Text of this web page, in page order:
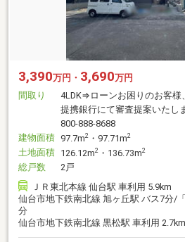
3,390万円・ 3,690万円
間取り
4LDK⇒ローンお困りのお客
提携銀行にて審査提案いたし
800-888-8688
建物面積 97.7m2 ・97.71m2
土地面積 126.12m2 ・136.73m2
総戸数
2戸
ＪＲ東北本線 仙台駅 車利用 5.9km
仙台市地下鉄南北線 旭ヶ丘駅 バス7分/
分
仙台市地下鉄南北線 黒松駅 車利用 2.7km